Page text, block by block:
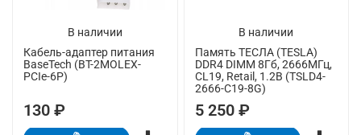
В наличии
Кабель-адаптер питания
BaseTech (BT-2MOLEX-
PCIe-6P)
130 ₽
В наличии
Память ТЕСЛА (TESLA)
DDR4 DIMM 8Гб, 2666МГц,
CL19, Retail, 1.2В (TSLD4-
2666-C19-8G)
5 250 ₽